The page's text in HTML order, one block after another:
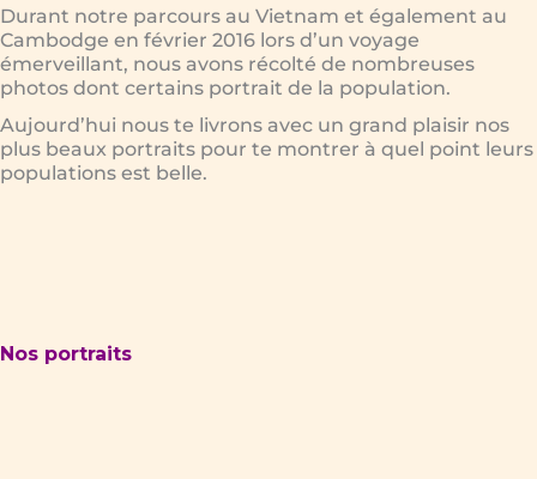
Durant notre parcours au Vietnam et également au
Cambodge en février 2016 lors d’un voyage
émerveillant, nous avons récolté de nombreuses
photos dont certains portrait de la population.
Aujourd’hui nous te livrons avec un grand plaisir nos
plus beaux portraits pour te montrer à quel point leurs
populations est belle.
Nos portraits